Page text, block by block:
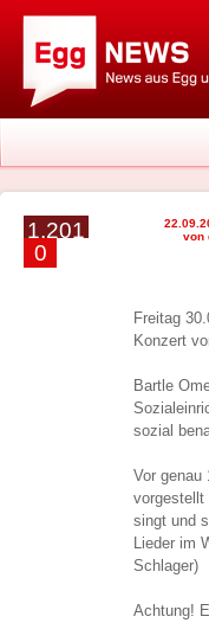
1.201
0
von
Freitag
Konzert
Bartle
sozial
Vor genau
vorgestellt
singt und
Lieder im
Schlager)
Achtung!